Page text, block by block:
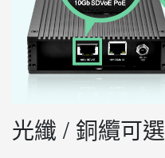
光纖 / 銅纜可選